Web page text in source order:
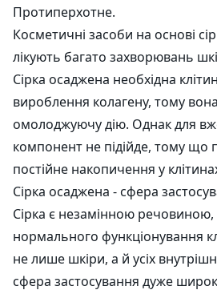
Протиперхотне.
Косметичні засоби на основі
лікують багато захворювань
Сірка осаджена необхідна
вироблення колагену, тому
омолоджуючу дію. Однак для
компонент не підійде, тому що
постійне накопичення у
Сірка осаджена - сфера
Сірка є незамінною
нормального функціонування
не лише шкіри, а й усіх
сфера застосування дуже